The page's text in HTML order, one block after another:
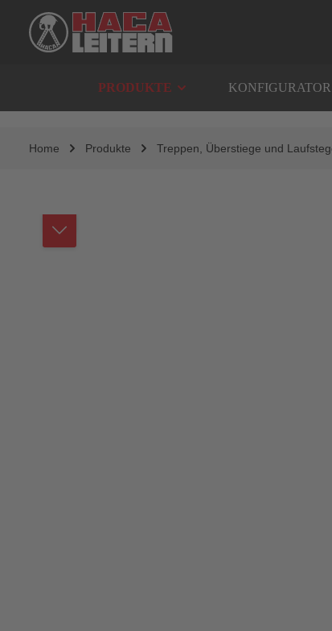
Zur Hauptnavigation springen
PRODUKTE KONFIGURATOR
Home Produkte Treppen, Überstiege und